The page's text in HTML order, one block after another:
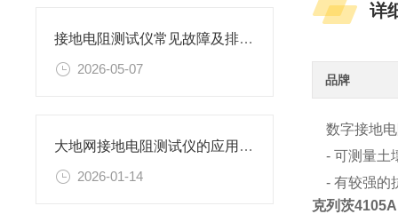
接地电阻测试仪常见故障及排除方法
2026-05-07
大地网接地电阻测试仪的应用场景有哪些？
2026-01-14
详
品牌
数字接地电
- 可测量土
- 有较强的
克列茨